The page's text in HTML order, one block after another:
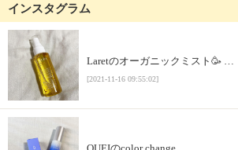
インスタグラム
Laretのオーガニックミスト🥳 …
[2021-11-16 09:55:02]